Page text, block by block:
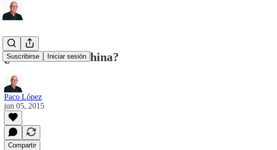
Suscribirse Iniciar sesión
¿Cuánto crece China?
Paco López
jun 05, 2015
Compartir